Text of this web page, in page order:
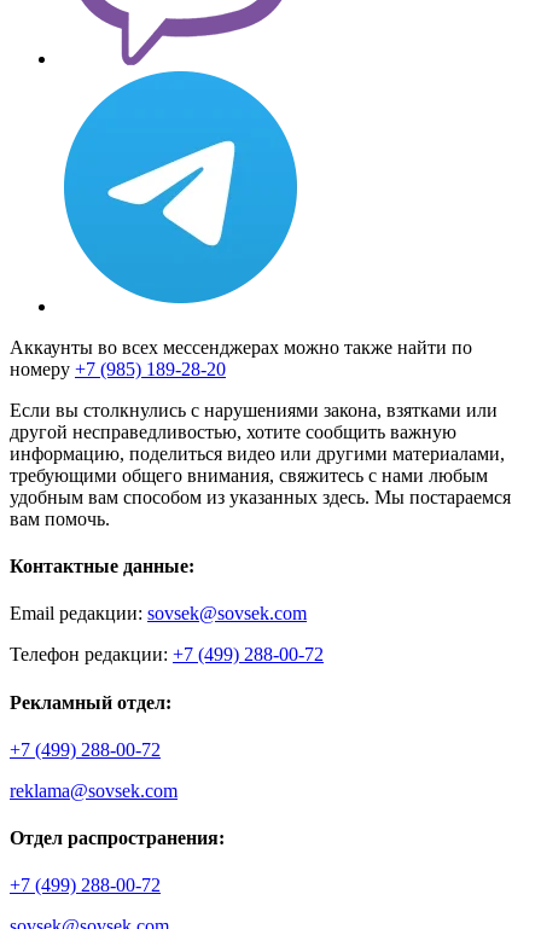
Аккаунты во всех мессенджерах можно также найти по
номеру +7 (985) 189-28-20
Если вы столкнулись с нарушениями закона, взятками или
другой несправедливостью, хотите сообщить важную
информацию, поделиться видео или другими материалами,
требующими общего внимания, свяжитесь с нами любым
удобным вам способом из указанных здесь. Мы постараемся
вам помочь.
Контактные данные:
Email редакции: sovsek@sovsek.com
Телефон редакции: +7 (499) 288-00-72
Рекламный отдел:
+7 (499) 288-00-72
reklama@sovsek.com
Отдел распространения:
+7 (499) 288-00-72